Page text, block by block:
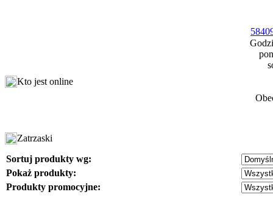
Kto jest online
Zatrzaski
Sortuj produkty wg:
Pokaż produkty:
Produkty promocyjne: